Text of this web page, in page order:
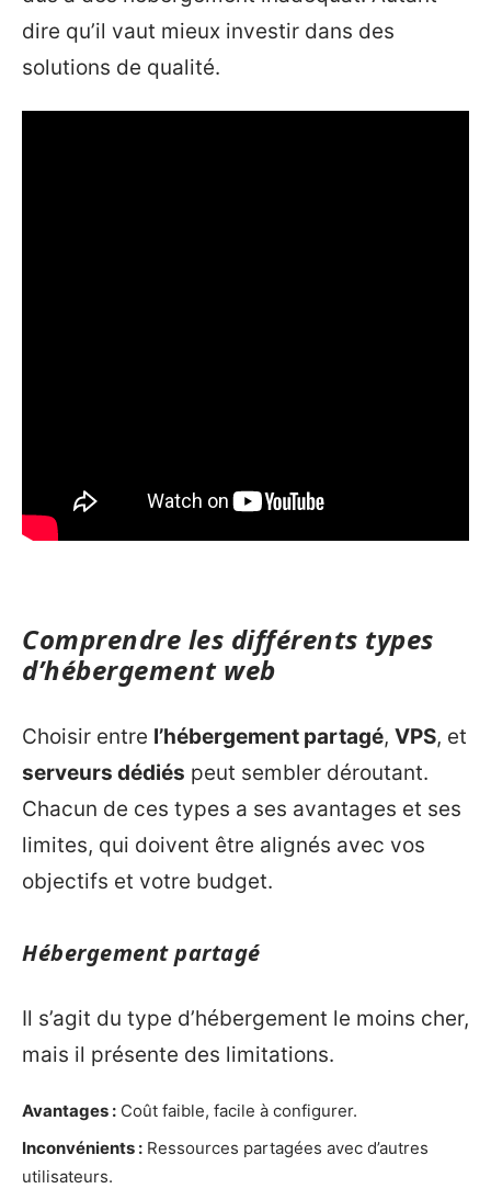
dire qu’il vaut mieux investir dans des
solutions de qualité.
Comprendre les différents types
d’hébergement web
Choisir entre l’hébergement partagé, VPS, et
serveurs dédiés peut sembler déroutant.
Chacun de ces types a ses avantages et ses
limites, qui doivent être alignés avec vos
objectifs et votre budget.
Hébergement partagé
Il s’agit du type d’hébergement le moins cher,
mais il présente des limitations.
Avantages : Coût faible, facile à configurer.
Inconvénients : Ressources partagées avec d’autres
utilisateurs.